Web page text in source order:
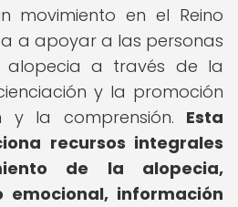
movimiento en el Reino
a apoyar a las personas
a través de la
y la promoción
la comprensión. Esta
recursos integrales
de la alopecia,
emocional, información